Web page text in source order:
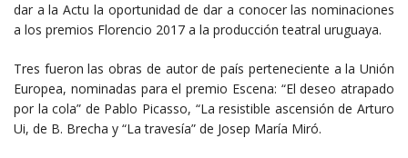
dar a la Actu la oportunidad de dar a conocer las nominaciones
a los premios Florencio 2017 a la producción teatral uruguaya.
Tres fueron las obras de autor de país perteneciente a la Unión
Europea, nominadas para el premio Escena: “El deseo atrapado
por la cola” de Pablo Picasso, “La resistible ascensión de Arturo
Ui, de B. Brecha y “La travesía” de Josep María Miró.